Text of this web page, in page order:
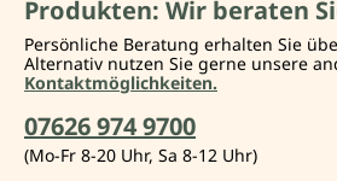
Produkten: Wir beraten
Persönliche Beratung erhalten Sie
Alternativ nutzen Sie gerne unsere
Kontaktmöglichkeiten.
07626 974 9700
(Mo-Fr 8-20 Uhr, Sa 8-12 Uhr)